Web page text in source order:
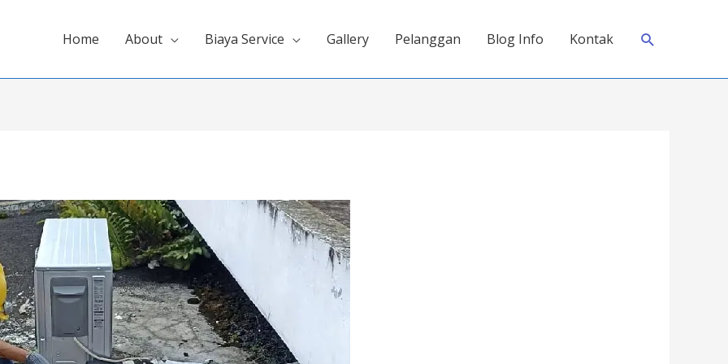
Home About Biaya Service Gallery Pelanggan Blog Info Kontak Search